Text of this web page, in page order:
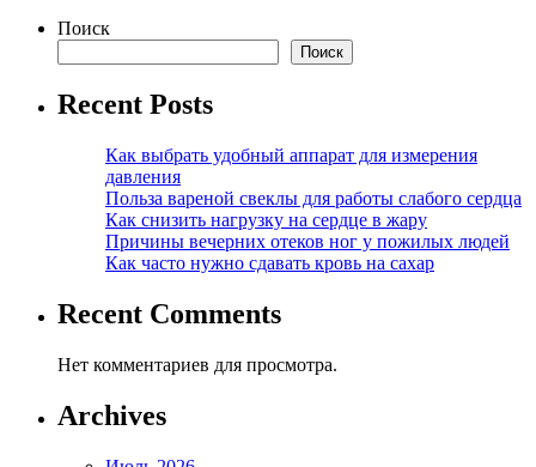
Поиск
Поиск
Recent Posts
Как выбрать удобный аппарат для измерения
давления
Польза вареной свеклы для работы слабого сердца
Как снизить нагрузку на сердце в жару
Причины вечерних отеков ног у пожилых людей
Как часто нужно сдавать кровь на сахар
Recent Comments
Нет комментариев для просмотра.
Archives